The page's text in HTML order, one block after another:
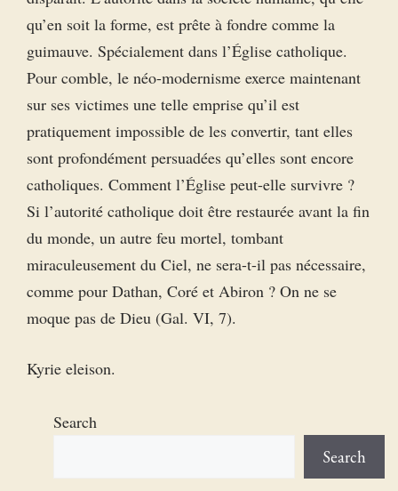
qu’en soit la forme, est prête à fondre comme la
guimauve. Spécialement dans l’Église catholique.
Pour comble, le néo-modernisme exerce maintenant
sur ses victimes une telle emprise qu’il est
pratiquement impossible de les convertir, tant elles
sont profondément persuadées qu’elles sont encore
catholiques. Comment l’Église peut-elle survivre ?
Si l’autorité catholique doit être restaurée avant la fin
du monde, un autre feu mortel, tombant
miraculeusement du Ciel, ne sera-t-il pas nécessaire,
comme pour Dathan, Coré et Abiron ? On ne se
moque pas de Dieu (Gal. VI, 7).
Kyrie eleison.
Search
Search